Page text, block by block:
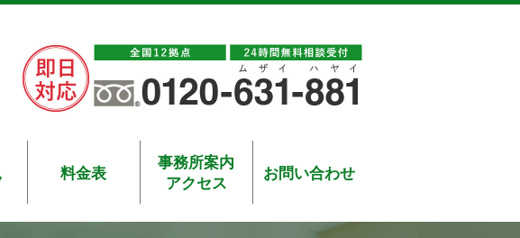
料金表
事務所案内
アクセス
お問い合わせ